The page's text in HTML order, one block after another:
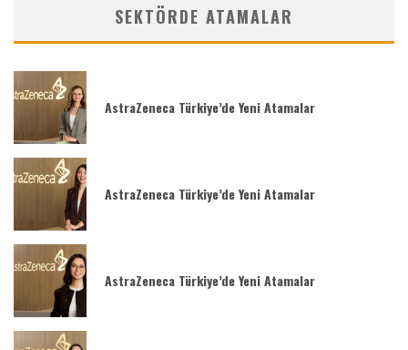
SEKTÖRDE ATAMALAR
AstraZeneca Türkiye’de Yeni Atamalar
AstraZeneca Türkiye’de Yeni Atamalar
AstraZeneca Türkiye’de Yeni Atamalar